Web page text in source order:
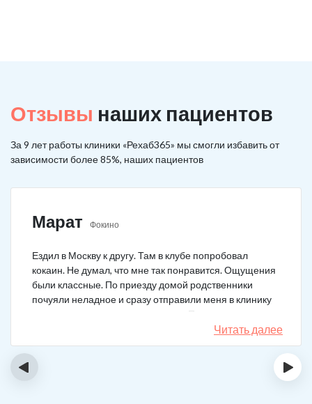
Отзывы наших пациентов
За 9 лет работы клиники «Рехаб365» мы смогли избавить от
зависимости более 85%, наших пациентов
Марат Фокино
Ездил в Москву к другу. Там в клубе попробовал
кокаин. Не думал, что мне так понравится. Ощущения
были классные. По приезду домой родственники
почуяли неладное и сразу отправили меня в клинику
после того как я им все рассказал. Прошел курс
лечения, но мысли о коксе не прошли. Сейчас хожу на
курсы анонимных наркоманов, делаю все, чтобы
Читать далее
‹ ›